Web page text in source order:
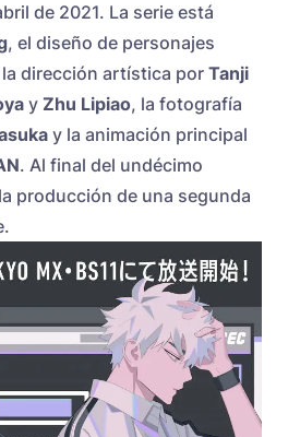
de 2021. La serie está
, el diseño de personajes
la dirección artística porTanji
y Zhu Lipiao, la fotografía
y la animación principal
. Al final del undécimo
producción de una segunda